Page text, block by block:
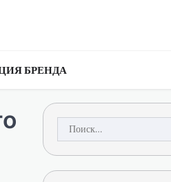
БРЕНДА
Найти: